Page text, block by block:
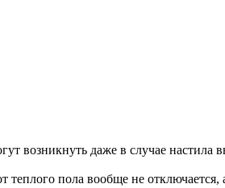
возникнуть даже в случае настила
пола вообще не